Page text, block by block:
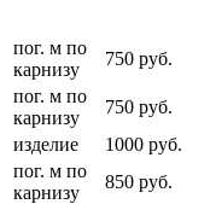
пог. м по
карнизу
750 руб.
пог. м по
карнизу
750 руб.
изделие
1000 руб.
пог. м по
карнизу
850 руб.